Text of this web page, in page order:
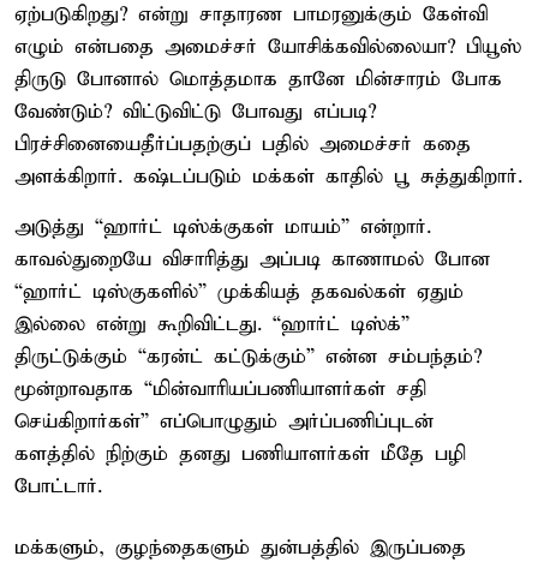
ஏற்படுகிறது? என்று சாதாரண பாமரனுக்கும் கேள்வி
எழும் என்பதை அமைச்சர் யோசிக்கவில்லையா? பியூஸ்
திருடு போனால் மொத்தமாக தானே மின்சாரம் போக
வேண்டும்? விட்டுவிட்டு போவது எப்படி?
பிரச்சினையைதீர்ப்பதற்குப் பதில் அமைச்சர் கதை
அளக்கிறார். கஷ்டப்படும் மக்கள் காதில் பூ சுத்துகிறார்.
அடுத்து “ஹார்ட் டிஸ்க்குகள் மாயம்” என்றார்.
காவல்துறையே விசாரித்து அப்படி காணாமல் போன
“ஹார்ட் டிஸ்குகளில்” முக்கியத் தகவல்கள் ஏதும்
இல்லை என்று கூறிவிட்டது. “ஹார்ட் டிஸ்க்”
திருட்டுக்கும் “கரன்ட் கட்டுக்கும்” என்ன சம்பந்தம்?
மூன்றாவதாக “மின்வாரியப்பணியாளர்கள் சதி
செய்கிறார்கள்” எப்பொழுதும் அர்ப்பணிப்புடன்
களத்தில் நிற்கும் தனது பணியாளர்கள் மீதே பழி
போட்டார்.
மக்களும், குழந்தைகளும் துன்பத்தில் இருப்பதை